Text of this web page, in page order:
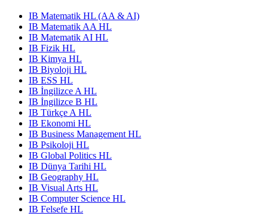
IB Matematik HL (AA & AI)
IB Matematik AA HL
IB Matematik AI HL
IB Fizik HL
IB Kimya HL
IB Biyoloji HL
IB ESS HL
IB İngilizce A HL
IB İngilizce B HL
IB Türkçe A HL
IB Ekonomi HL
IB Business Management HL
IB Psikoloji HL
IB Global Politics HL
IB Dünya Tarihi HL
IB Geography HL
IB Visual Arts HL
IB Computer Science HL
IB Felsefe HL